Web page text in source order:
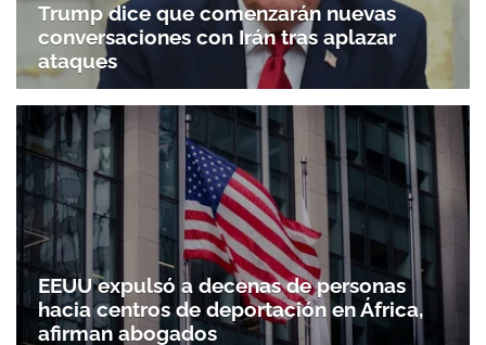
Trump dice que comenzarán nuevas
conversaciones con Irán tras aplazar
ataques
EEUU expulsó a decenas de personas
hacia centros de deportación en África,
afirman abogados